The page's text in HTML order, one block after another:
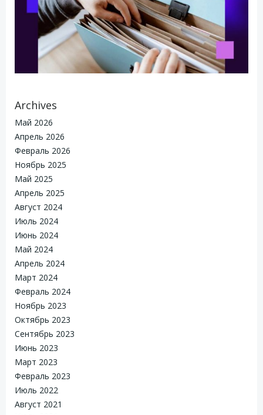
Archives
Май 2026
Апрель 2026
Февраль 2026
Ноябрь 2025
Май 2025
Апрель 2025
Август 2024
Июль 2024
Июнь 2024
Май 2024
Апрель 2024
Март 2024
Февраль 2024
Ноябрь 2023
Октябрь 2023
Сентябрь 2023
Июнь 2023
Март 2023
Февраль 2023
Июль 2022
Август 2021